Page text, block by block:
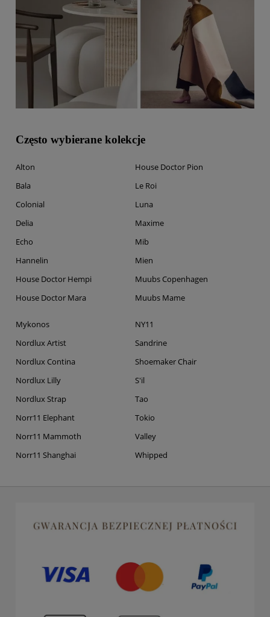
Często wybierane kolekcje
Alton
Bala
Colonial
Delia
Echo
Hannelin
House Doctor Hempi
House Doctor Mara
House Doctor Pion
Le Roi
Luna
Maxime
Mib
Mien
Muubs Copenhagen
Muubs Mame
Mykonos
Nordlux Artist
Nordlux Contina
Nordlux Lilly
Nordlux Strap
Norr11 Elephant
Norr11 Mammoth
Norr11 Shanghai
NY11
Sandrine
Shoemaker Chair
S'il
Tao
Tokio
Valley
Whipped